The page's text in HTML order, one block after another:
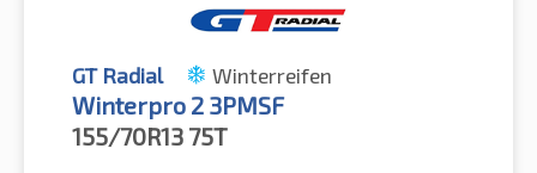
GT Radial Winterreifen
Winterpro 2 3PMSF
155/70R13 75T